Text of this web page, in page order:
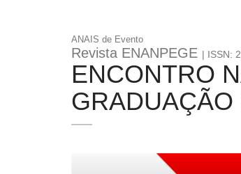
ANAIS de Evento
Revista ENANPEGE | ISSN:
ENCONTRO